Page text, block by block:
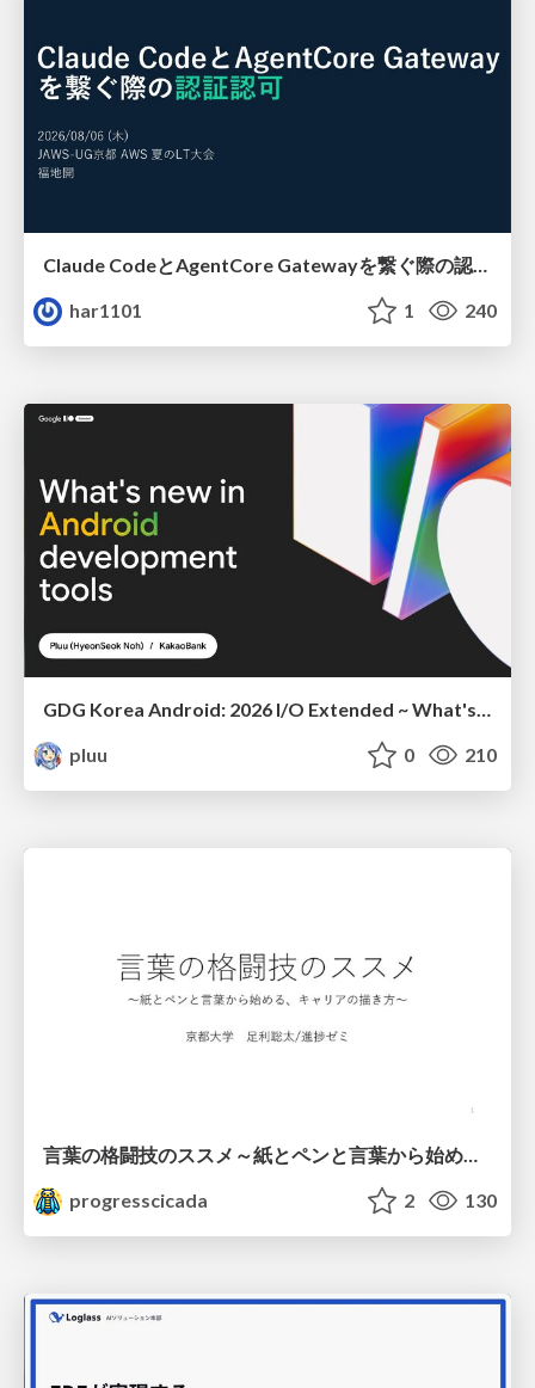
Claude CodeとAgentCore Gatewayを繋ぐ際の認証認可 / Authentication and authorization when connecting Claude Code with AgentCore Gateway
har1101
1 240
GDG Korea Android: 2026 I/O Extended ~ What's new in Android development tools
pluu
0 210
progresscicada
2 130